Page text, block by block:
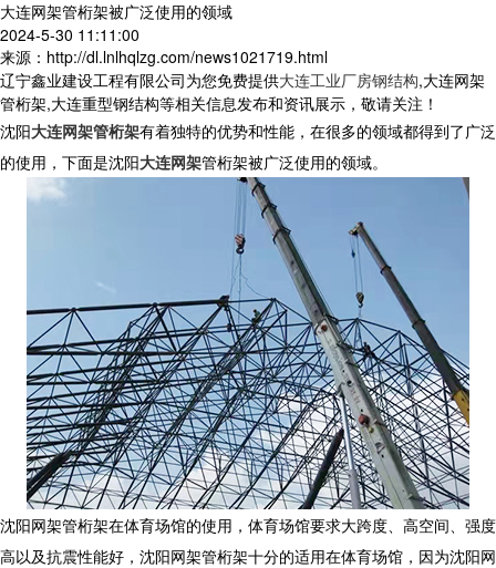
大连网架管桁架被广泛使用的领域
2024-5-30 11:11:00
来源：http://dl.lnlhqlzg.com/news1021719.html
辽宁鑫业建设工程有限公司为您免费提供大连工业厂房钢结构,大连网架
管桁架,大连重型钢结构等相关信息发布和资讯展示，敬请关注！
沈阳大连网架管桁架有着独特的优势和性能，在很多的领域都得到了广泛
的使用，下面是沈阳大连网架管桁架被广泛使用的领域。
沈阳网架管桁架在体育场馆的使用，体育场馆要求大跨度、高空间、强度
高以及抗震性能好，沈阳网架管桁架十分的适用在体育场馆，因为沈阳网